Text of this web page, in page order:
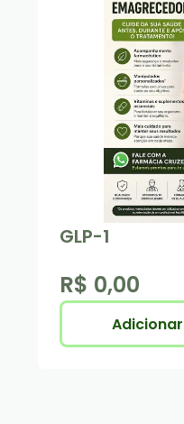
GLP-1
R$ 0,00